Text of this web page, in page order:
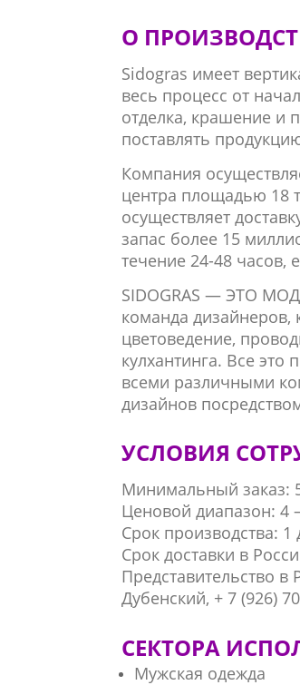
О
Sidogras имеет
весь процесс от
отделка, крашение и
поставлять
Компания
центра площадью 18
осуществляет
запас более 15
течение 24-48 часов,
SIDOGRAS — ЭТО
команда дизайнеров,
цветоведение,
кулхантинга. Все это
всеми различными
дизайнов
УСЛОВИЯ
Минимальный заказ:
Ценовой диапазон: 4
Срок производства: 1
Срок доставки в
Представительство
Дубенский, + 7 (926)
СЕКТОРА
Мужская одежда